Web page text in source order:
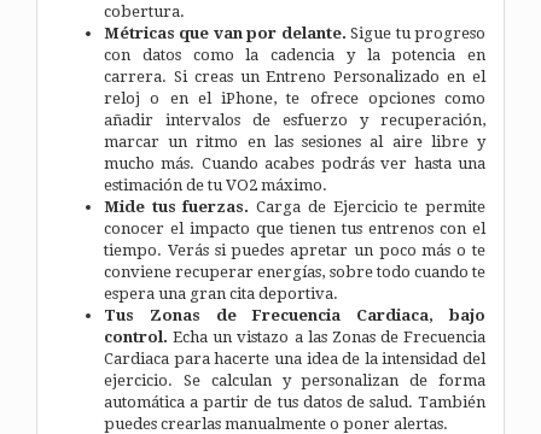
cobertura.
Métricas que van por delante. Sigue tu progreso
con datos como la cadencia y la potencia en
carrera. Si creas un Entreno Personalizado en el
reloj o en el iPhone, te ofrece opciones como
añadir intervalos de esfuerzo y recuperación,
marcar un ritmo en las sesiones al aire libre y
mucho más. Cuando acabes podrás ver hasta una
estimación de tu VO2 máximo.
Mide tus fuerzas.Carga de Ejercicio te permite
conocer el impacto que tienen tus entrenos con el
tiempo. Verás si puedes apretar un poco más o te
conviene recuperar energías, sobre todo cuando te
espera una gran cita deportiva.
Tus Zonas de Frecuencia Cardiaca, bajo
control. Echa un vistazo a las Zonas de Frecuencia
Cardiaca para hacerte una idea de la intensidad del
ejercicio. Se calculan y personalizan de forma
automática a partir de tus datos de salud. También
puedes crearlas manualmente o poner alertas.